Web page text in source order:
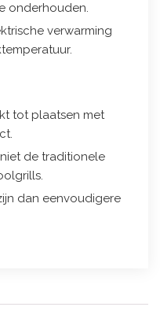
onderhouden.
verwarming
tot plaatsen met
de traditionele
dan eenvoudigere